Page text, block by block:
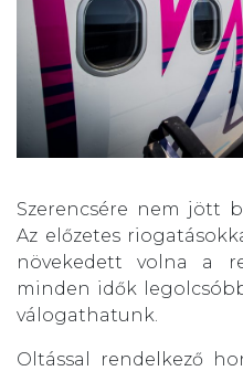
Szerencsére nem jött
Az előzetes
növekedett volna a
minden idők
válogathatunk.
Oltással rendelkező